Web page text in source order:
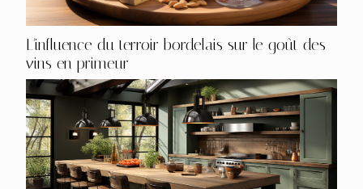
L'influence du terroir bordelais sur le goût des
vins en primeur